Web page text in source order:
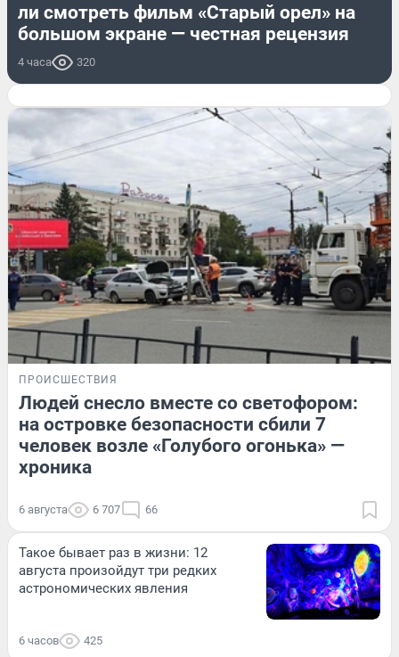
ли смотреть фильм «Старый орел» на
большом экране — честная рецензия
4 часа 320
ПРОИСШЕСТВИЯ
Людей снесло вместе со светофором:
на островке безопасности сбили 7
человек возле «Голубого огонька» —
хроника
6 августа 6 707 66
Такое бывает раз в жизни: 12
августа произойдут три редких
астрономических явления
6 часов 425